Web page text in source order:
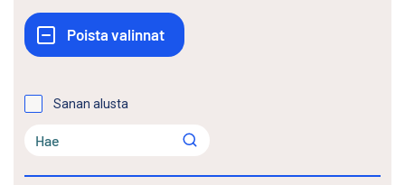
Sanan alusta